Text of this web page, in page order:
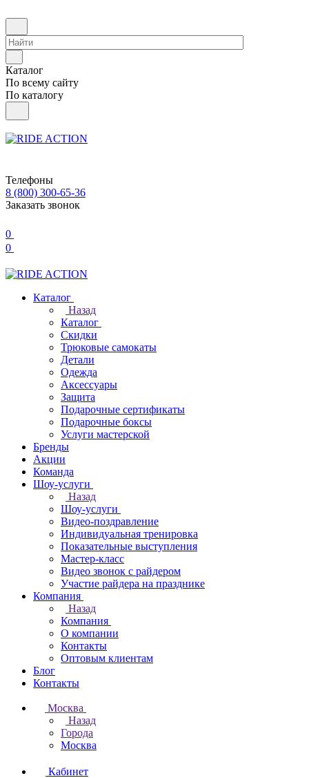
Каталог
По всему сайту
По каталогу
Телефоны
8 (800) 300-65-36
Заказать звонок
0
0
Каталог
Назад
Каталог
Скидки
Трюковые самокаты
Детали
Одежда
Аксессуары
Защита
Подарочные сертификаты
Подарочные боксы
Услуги мастерской
Бренды
Акции
Команда
Шоу-услуги
Назад
Шоу-услуги
Видео-поздравление
Индивидуальная тренировка
Показательные выступления
Мастер-класс
Видео звонок с райдером
Участие райдера на празднике
Компания
Назад
Компания
О компании
Контакты
Оптовым клиентам
Блог
Контакты
Москва
Назад
Города
Москва
Кабинет